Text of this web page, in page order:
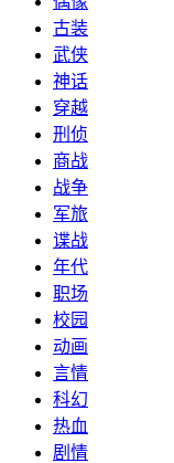
古装
武侠
神话
穿越
刑侦
商战
战争
军旅
谍战
年代
职场
校园
动画
言情
科幻
热血
剧情